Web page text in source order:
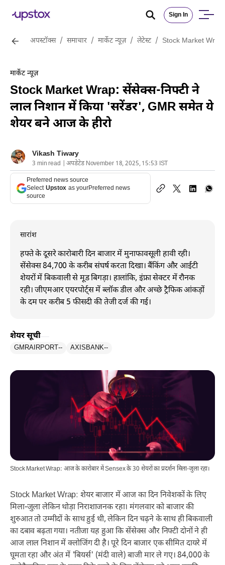
Sign In
अपस्टॉक्स / समाचार / मार्केट न्यूज़ / लेटेस्ट / Stock Market
मार्केट न्यूज़
Stock Market Wrap: सेंसेक्स-निफ्टी ने
लाल निशान में किया 'सरेंडर', GMR समेत ये
शेयर बने आज के हीरो
Vikash Tiwary
3 min read | अपडेटेड November 18, 2025, 15:53 IST
Preferred news source
Select Upstox as yourPreferred news
source
सारांश
हफ्ते के दूसरे कारोबारी दिन बाजार में मुनाफावसूली हावी रही।
सेंसेक्स 84,700 के करीब संघर्ष करता दिखा। बैंकिंग और आईटी
शेयरों में बिकवाली से मूड बिगड़ा। हालांकि, इंफ्रा सेक्टर में रौनक
रही। जीएमआर एयरपोर्ट्स में ब्लॉक डील और अच्छे ट्रैफिक आंकड़ों
के दम पर करीब 5 फीसदी की तेजी दर्ज की गई।
शेयर सूची
GMRAIRPORT-- AXISBANK--
Stock Market Wrap: आज के कारोबार में Sensex के 30 शेयरों का प्रदर्शन मिला-जुला रहा।
Stock Market Wrap: शेयर बाजार में आज का दिन निवेशकों के लिए
मिला-जुला लेकिन थोड़ा निराशाजनक रहा। मंगलवार को बाजार की
शुरुआत तो उम्मीदों के साथ हुई थी, लेकिन दिन चढ़ने के साथ ही बिकवाली
का दबाव बढ़ता गया। नतीजा यह हुआ कि सेंसेक्स और निफ्टी दोनों ने ही
आज लाल निशान में क्लोजिंग दी है। पूरे दिन बाजार एक सीमित दायरे में
घूमता रहा और अंत में 'बियर्स' (मंदी वाले) बाजी मार ले गए। 84,000 के